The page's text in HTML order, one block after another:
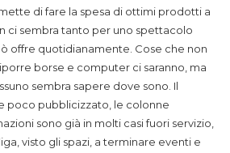
di fare la spesa di ottimi prodotti a
ci sembra tanto per uno spettacolo
offre quotidianamente. Cose che non
borse e computer ci saranno, ma
sembra sapere dove sono. Il
poco pubblicizzato, le colonne
sono già in molti casi fuori servizio,
visto gli spazi, a terminare eventi e